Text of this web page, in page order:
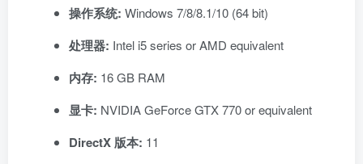
操作系统: Windows 7/8/8.1/10 (64 bit)
处理器: Intel i5 series or AMD equivalent
内存: 16 GB RAM
显卡: NVIDIA GeForce GTX 770 or equivalent
DirectX 版本: 11